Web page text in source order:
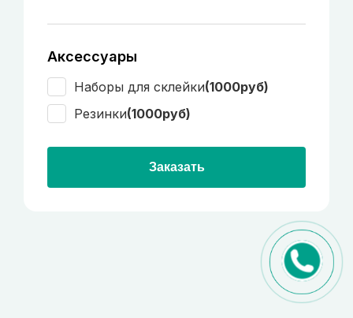
Аксессуары
Наборы для склейки(1000руб)
Резинки(1000руб)
Заказать